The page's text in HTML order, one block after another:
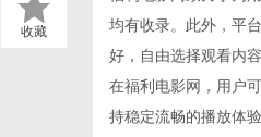
收藏
均有收录。此外，平
好，自由选择观看内
在福利电影网，用户
持稳定流畅的播放体